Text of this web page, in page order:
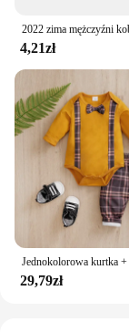
4,21zł
29,79zł